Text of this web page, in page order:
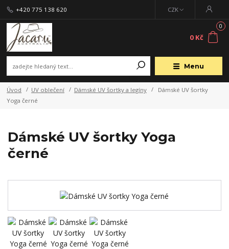
Menu
CZK
+420 775 138 620
0
0 Kč
Úvod UV oblečení Dámské UV šortky a legíny
Dámské UV šortky
Yoga černé
Dámské UV šortky Yoga
černé